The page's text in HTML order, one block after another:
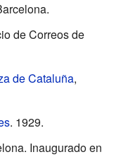
de Correos de
de Cataluña,
. 1929.
Inaugurado en